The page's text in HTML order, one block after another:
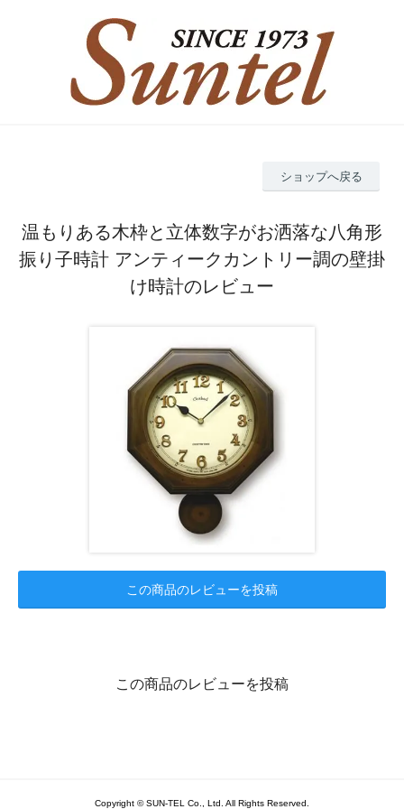
ショップへ戻る
温もりある木枠と立体数字がお洒落な八角形
振り子時計 アンティークカントリー調の壁掛
け時計のレビュー
この商品のレビューを投稿
この商品のレビューを投稿
Copyright © SUN-TEL Co., Ltd. All Rights Reserved.